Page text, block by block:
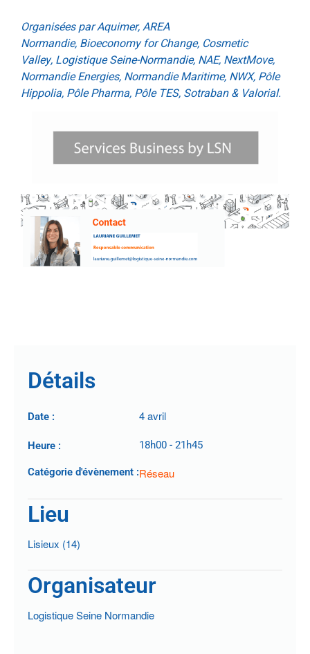
Organisées par Aquimer, AREA
Normandie, Bioeconomy for Change, Cosmetic
Valley, Logistique Seine-Normandie, NAE, NextMove,
Normandie Energies, Normandie Maritime, NWX, Pôle
Hippolia, Pôle Pharma, Pôle TES, Sotraban & Valorial.
Détails
Date : 4 avril
Heure : 18h00 - 21h45
Catégorie d'évènement :Réseau
Lieu
Lisieux (14)
Organisateur
Logistique Seine Normandie